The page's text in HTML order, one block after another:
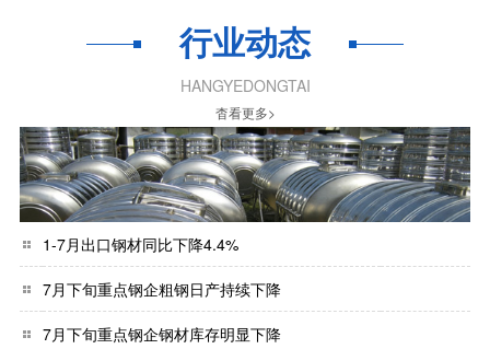
行业动态
HANGYEDONGTAI
杳看更多>
1-7月出口钢材同比下降4.4%
7月下旬重点钢企粗钢日产持续下降
7月下旬重点钢企钢材库存明显下降